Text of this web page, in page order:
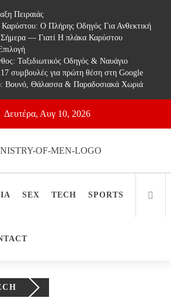
Πειραιάς
Ο Πλήρης Οδηγός Για Ανθεκτική
Σήμερα — Γιατί Η πλάκα Καρύστου
Ταξιδιωτικός Οδηγός & Ναυάγιο
συμβουλές για πρώτη θέση στη Google
Βουνό, Θάλασσα & Παραδοσιακά Χωριά
Δευτέρα, Αυγ 10, 2026
Of Men
SEX TECH SPORTS